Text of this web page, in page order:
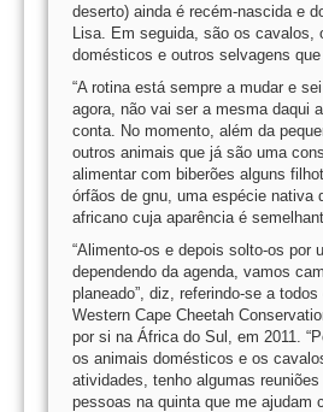
deserto) ainda é recém-nascida e
Lisa. Em seguida, são os cavalos,
domésticos e outros selvagens
“A rotina está sempre a mudar e
agora, não vai ser a mesma daqui
conta. No momento, além da
outros animais que já são uma
alimentar com biberões alguns
órfãos de gnu, uma espécie nativa
africano cuja aparência é
“Alimento-os e depois solto-os por
dependendo da agenda, vamos
planeado”, diz, referindo-se a
Western Cape Cheetah
por si na África do Sul, em 2011.
os animais domésticos e os
atividades, tenho algumas
pessoas na quinta que me ajudam